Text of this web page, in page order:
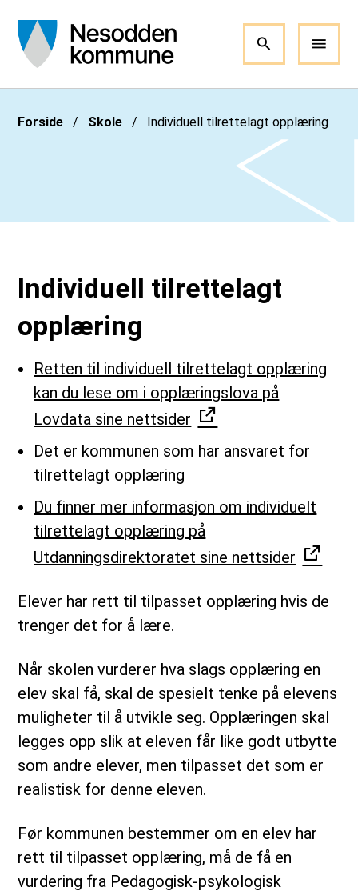
Du er her:
Forside Skole Individuell tilrettelagt opplæring
Individuell tilrettelagt
opplæring
Retten til individuell tilrettelagt opplæring
kan du lese om i opplæringslova på
Lovdata sine nettsider
Det er kommunen som har ansvaret for
tilrettelagt opplæring
Du finner mer informasjon om individuelt
tilrettelagt opplæring på
Utdanningsdirektoratet sine nettsider
Elever har rett til tilpasset opplæring hvis de
trenger det for å lære.
Når skolen vurderer hva slags opplæring en
elev skal få, skal de spesielt tenke på elevens
muligheter til å utvikle seg. Opplæringen skal
legges opp slik at eleven får like godt utbytte
som andre elever, men tilpasset det som er
realistisk for denne eleven.
Før kommunen bestemmer om en elev har
rett til tilpasset opplæring, må de få en
vurdering fra Pedagogisk-psykologisk